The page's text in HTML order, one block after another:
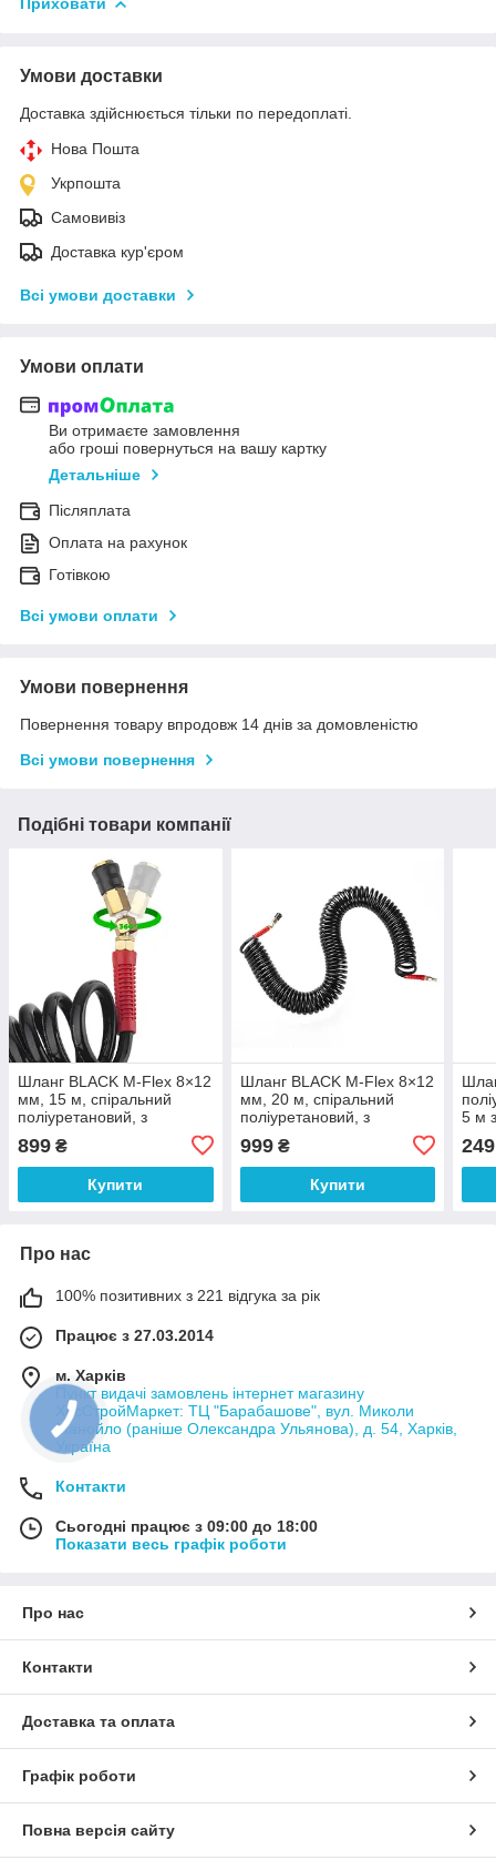
Умови доставки
Доставка здійснюється тільки по передоплаті.
Нова Пошта
Укрпошта
Самовивіз
Доставка кур'єром
Всі умови доставки
Умови оплати
Ви отримаєте замовлення
або гроші повернуться на вашу картку
Детальніше
Післяплата
Оплата на рахунок
Готівкою
Всі умови оплати
Умови повернення
Повернення товару впродовж 14 днів за домовленістю
Всі умови повернення
Подібні товари компанії
Шланг BLACK M-Flex 8×12
мм, 15 м, спіральний
поліуретановий, з
латунними
швидкороз'ємними
899 ₴
Купити
Шланг BLACK M-Flex 8×12
мм, 20 м, спіральний
поліуретановий, з
латунними
швидкороз'ємними
з'єднаннями, STORM
999₴
Купити
5 м
PT-
249
Про нас
100% позитивних з 221 відгука за рік
Працює з 27.03.2014
м. Харків
Пункт видачі замовлень інтернет магазину
ХосСтройМаркет: ТЦ "Барабашове", вул. Миколи
Манойло (раніше Олександра Ульянова), д. 54, Харків,
Україна
Контакти
Сьогодні працює з 09:00 до 18:00
Показати весь графік роботи
Про нас
Контакти
Доставка та оплата
Графік роботи
Повна версія сайту